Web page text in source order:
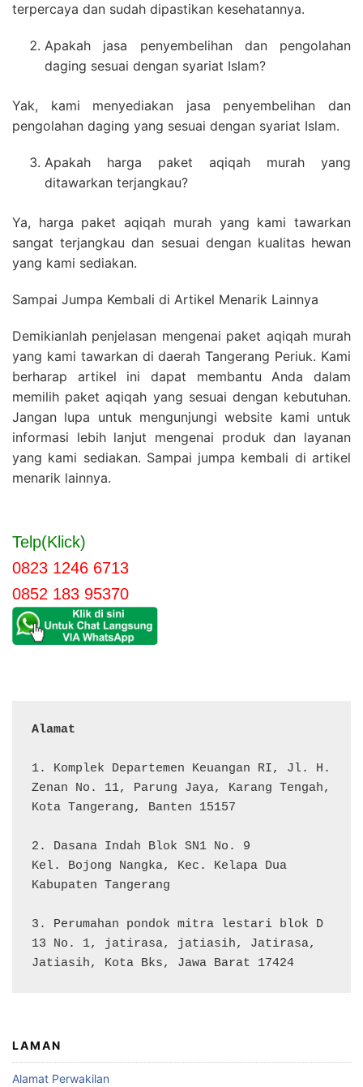
terpercaya dan sudah dipastikan kesehatannya.
Apakah jasa penyembelihan dan pengolahan
daging sesuai dengan syariat Islam?
Yak, kami menyediakan jasa penyembelihan dan
pengolahan daging yang sesuai dengan syariat Islam.
Apakah harga paket aqiqah murah yang
ditawarkan terjangkau?
Ya, harga paket aqiqah murah yang kami tawarkan
sangat terjangkau dan sesuai dengan kualitas hewan
yang kami sediakan.
Sampai Jumpa Kembali di Artikel Menarik Lainnya
Demikianlah penjelasan mengenai paket aqiqah murah
yang kami tawarkan di daerah Tangerang Periuk. Kami
berharap artikel ini dapat membantu Anda dalam
memilih paket aqiqah yang sesuai dengan kebutuhan.
Jangan lupa untuk mengunjungi website kami untuk
informasi lebih lanjut mengenai produk dan layanan
yang kami sediakan. Sampai jumpa kembali di artikel
menarik lainnya.
Telp(Klick)
0823 1246 6713
0852 183 95370
Alamat
1. Komplek Departemen Keuangan RI, Jl. H.
Zenan No. 11, Parung Jaya, Karang Tengah,
Kota Tangerang, Banten 15157
2. Dasana Indah Blok SN1 No. 9
Kel. Bojong Nangka, Kec. Kelapa Dua
Kabupaten Tangerang
3. Perumahan pondok mitra lestari blok D
13 No. 1, jatirasa, jatiasih, Jatirasa,
Jatiasih, Kota Bks, Jawa Barat 17424
LAMAN
Alamat Perwakilan